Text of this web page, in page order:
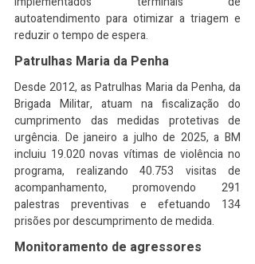
autoatendimento para otimizar a triagem e
reduzir o tempo de espera.
Patrulhas Maria da Penha
Desde 2012, as Patrulhas Maria da Penha, da
Brigada Militar, atuam na fiscalização do
cumprimento das medidas protetivas de
urgência. De janeiro a julho de 2025, a BM
incluiu 19.020 novas vítimas de violência no
programa, realizando 40.753 visitas de
acompanhamento, promovendo 291
palestras preventivas e efetuando 134
prisões por descumprimento de medida.
Monitoramento de agressores